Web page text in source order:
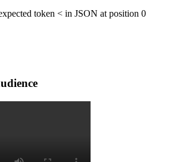
token < in JSON at position 0